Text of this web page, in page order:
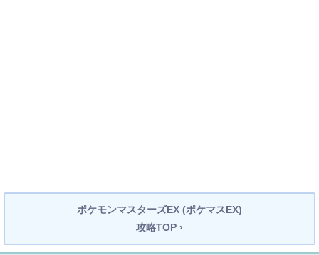
ポケモンマスターズEX (ポケマスEX)
攻略TOP ›